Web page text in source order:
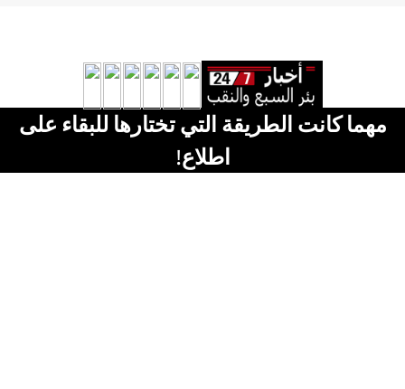
مهما كانت الطريقة التي تختارها للبقاء على
اطلاع!